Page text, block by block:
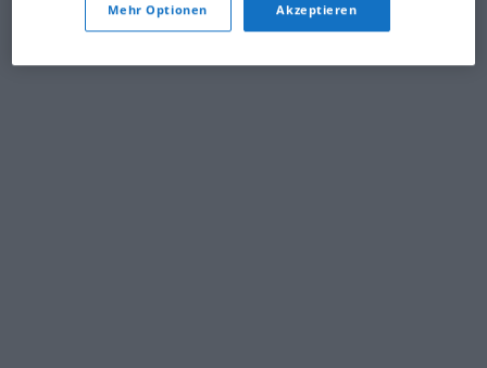
Mehr Optionen Akzeptieren